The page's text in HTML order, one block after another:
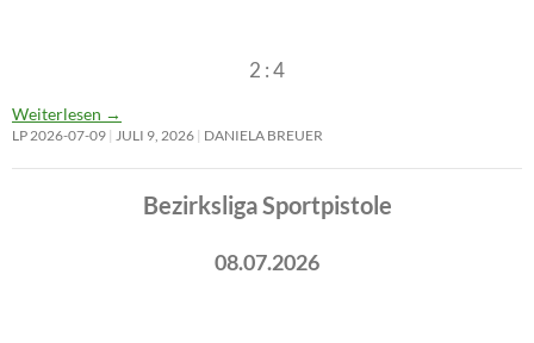
2 : 4
Weiterlesen →
LP 2026-07-09 JULI 9, 2026 DANIELA BREUER
Bezirksliga Sportpistole
08.07.2026